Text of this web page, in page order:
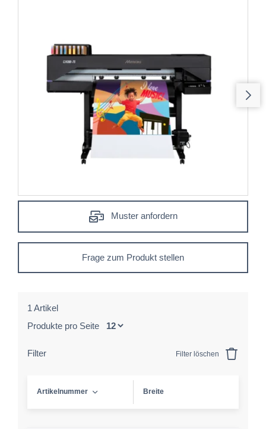
Muster anfordern
Frage zum Produkt stellen
1 Artikel
Produkte pro Seite
Filter Filter löschen
Artikelnummer Breite